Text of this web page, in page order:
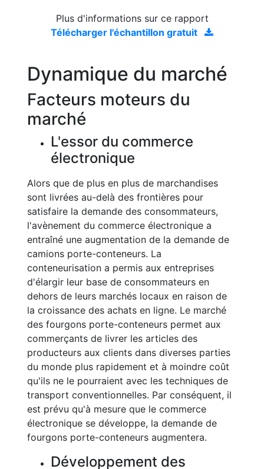
Plus d'informations sur ce rapport
Télécharger l'échantillon gratuit
Dynamique du marché
Facteurs moteurs du
marché
L'essor du commerce
électronique
Alors que de plus en plus de marchandises
sont livrées au-delà des frontières pour
satisfaire la demande des consommateurs,
l'avènement du commerce électronique a
entraîné une augmentation de la demande de
camions porte-conteneurs. La
conteneurisation a permis aux entreprises
d'élargir leur base de consommateurs en
dehors de leurs marchés locaux en raison de
la croissance des achats en ligne. Le marché
des fourgons porte-conteneurs permet aux
commerçants de livrer les articles des
producteurs aux clients dans diverses parties
du monde plus rapidement et à moindre coût
qu'ils ne le pourraient avec les techniques de
transport conventionnelles. Par conséquent, il
est prévu qu'à mesure que le commerce
électronique se développe, la demande de
fourgons porte-conteneurs augmentera.
Développement des